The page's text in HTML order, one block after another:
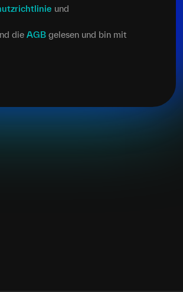
und
die AGB gelesen und bin mit